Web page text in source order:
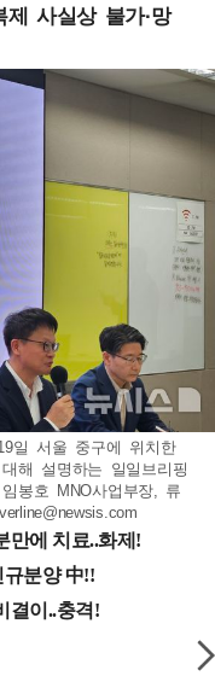
사실상 불가·망
일 서울 중구에 위치한
해 설명하는 일일브리핑
봉호 MNO사업부장, 류